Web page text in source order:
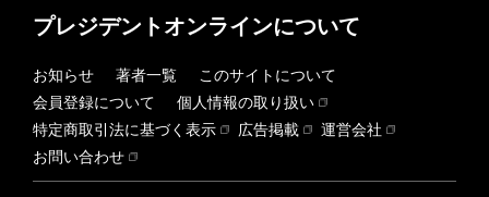
プレジデントオンラインについて
お知らせ 著者一覧
このサイトについて
会員登録について
個人情報の取り扱い
特定商取引法に基づく表示
広告掲載
運営会社
お問い合わせ